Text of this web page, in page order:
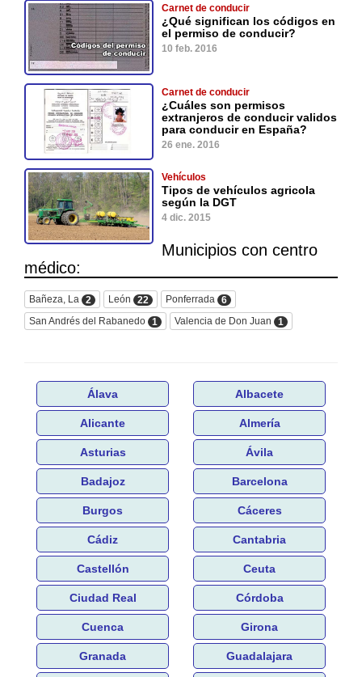
Carnet de conducir
¿Qué significan los códigos en
el permiso de conducir?
10 feb. 2016
Carnet de conducir
¿Cuáles son permisos
extranjeros de conducir validos
para conducir en España?
26 ene. 2016
Vehículos
Tipos de vehículos agricola
según la DGT
4 dic. 2015
Municipios con centro
médico:
Bañeza, La 2 León 22 Ponferrada
6
San Andrés del Rabanedo 1 Valencia de Don Juan 1
Álava Albacete
Alicante Almería
Asturias Ávila
Badajoz Barcelona
Burgos Cáceres
Cádiz Cantabria
Castellón Ceuta
Ciudad Real Córdoba
Cuenca Girona
Granada Guadalajara